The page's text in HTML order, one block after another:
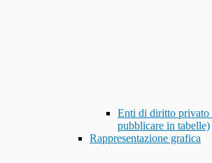
Enti di diritto privato
pubblicare in tabelle)
Rappresentazione grafica